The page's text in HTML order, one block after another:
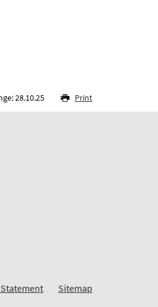
28.10.25 Print
Sitemap